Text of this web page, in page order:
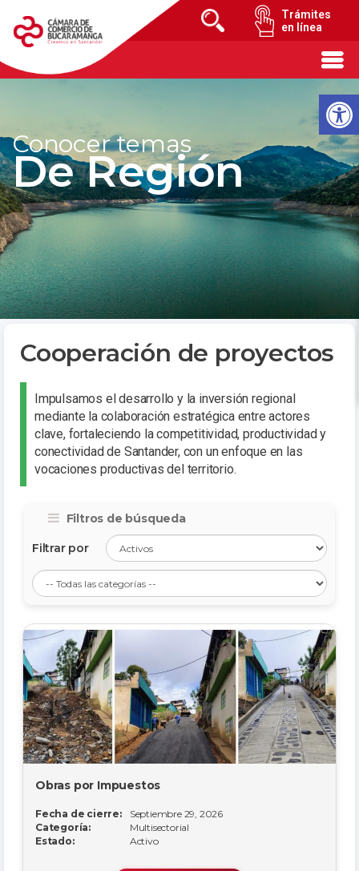
Trámites
en línea
Conocer temas
De Región
Cooperación de proyectos
Impulsamos el desarrollo y la inversión regional
mediante la colaboración estratégica entre actores
clave, fortaleciendo la competitividad, productividad y
conectividad de Santander, con un enfoque en las
vocaciones productivas del territorio.
Filtros de búsqueda
Filtrar por
Obras por Impuestos
Fecha de cierre:
Categoría:
Estado:
Septiembre 29, 2026
Multisectorial
Activo